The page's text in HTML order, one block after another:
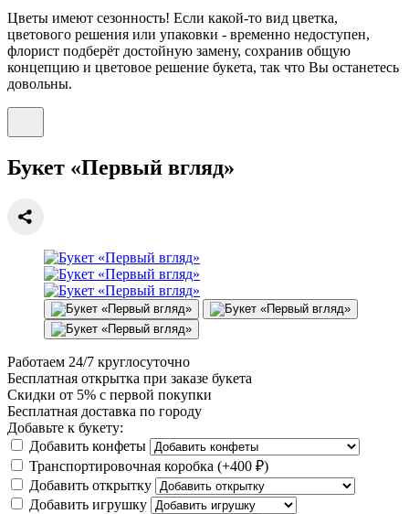
Цветы имеют сезонность! Если какой-то вид цветка,
цветового решения или упаковки - временно недоступен,
флорист подберёт достойную замену, сохранив общую
концепцию и цветовое решение букета, так что Вы останетесь
довольны.
Букет «Первый вгляд»
Работаем 24/7 круглосуточно
Бесплатная открытка при заказе букета
Скидки от 5% с первой покупки
Бесплатная доставка по городу
Добавьте к букету:
Добавить конфеты
Транспортировочная коробка (+400 ₽)
Добавить открытку
Добавить игрушку